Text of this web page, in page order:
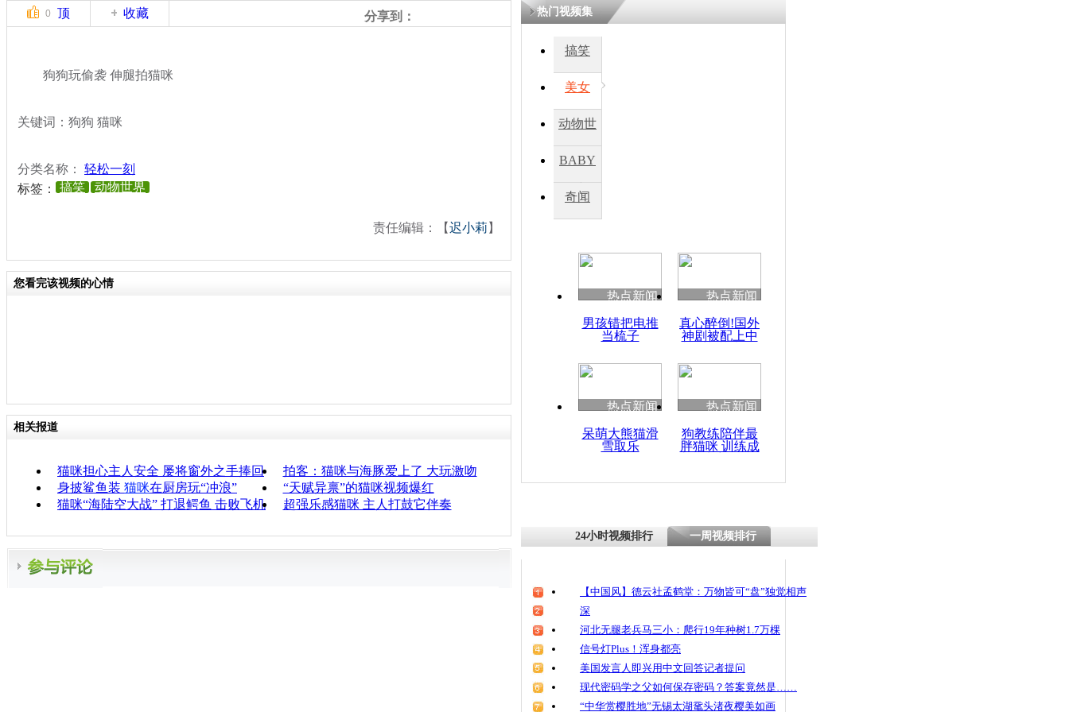
0 顶 收藏 分享到：
狗狗玩偷袭 伸腿拍猫咪
关键词：狗狗 猫咪
分类名称： 轻松一刻
标签：
搞笑 动物世界
责任编辑：【迟小莉 】
您看完该视频的心情
相关报道
猫咪担心主人安全 屡将窗外之手捧回
拍客：猫咪与海豚爱上了 大玩激吻
身披鲨鱼装 猫咪在厨房玩“冲浪”
“天赋异禀”的猫咪视频爆红
猫咪“海陆空大战” 打退鳄鱼 击败飞机
超强乐感猫咪 主人打鼓它伴奏
热门视频集
搞笑
美女
动物世
BABY
秀
奇闻
热点新闻
男孩错把电推
当梳子
热点新闻
真心醉倒!国外
神剧被配上中
热点新闻
呆萌大熊猫滑
雪取乐
热点新闻
狗教练陪伴最
胖猫咪 训练成
24小时视频排行 一周视频排行
【中国风】德云社孟鹤堂：万物皆可“盘”独觉相声
深
河北无腿老兵马三小：爬行19年种树1.7万棵
信号灯Plus！浑身都亮
美国发言人即兴用中文回答记者提问
现代密码学之父如何保存密码？答案竟然是……
“中华赏樱胜地”无锡太湖鼋头渚夜樱美如画